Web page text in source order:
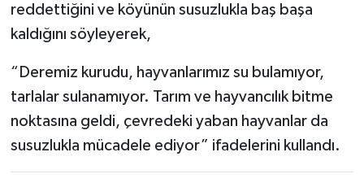
reddettiğini ve köyünün susuzlukla baş başa
kaldığını söyleyerek,
“Deremiz kurudu, hayvanlarımız su bulamıyor,
tarlalar sulanamıyor. Tarım ve hayvancılık bitme
noktasına geldi, çevredeki yaban hayvanlar da
susuzlukla mücadele ediyor” ifadelerini kullandı.